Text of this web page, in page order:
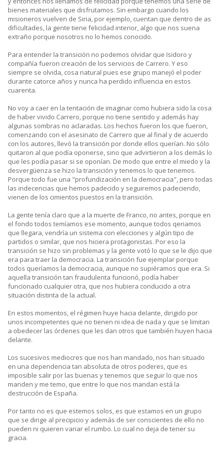
bienes materiales que disfrutamos. Sin embargo cuando los
misioneros vuelven de Siria, por ejemplo, cuentan que dentro de as
dificultades, la gente tiene felicidad interior, algo que nos suena
extraño porque nosotros no lo hemos conocido.
Para entender la transición no podemos olvidar que Isidoro y
compañía fueron creación de los servicios de Carrero. Y eso
siempre se olvida, cosa natural pues ese grupo manejó el poder
durante catorce años y nunca ha perdido influencia en estos
cuarenta.
No voy a caer en la tentación de imaginar como hubiera sido la cosa
de haber vivido Carrero, porque no tiene sentido y además hay
algunas sombras no aclaradas. Los hechos fueron los que fueron,
comenzando con el asesinato de Carrero que al final y de acuerdo
con los autores, llevó la transición por donde ellos querían. No sólo
quitaron al que podía oponerse, sino que advirtieron a los demás lo
que les podía pasar si se oponían. De modo que entre el miedo y la
desvergüenza se hizo la transición y tenemos lo que tenemos.
Porque todo fue una "profundización en la democracia", pero todas
las indecencias que hemos padecido y seguiremos padeciendo,
vienen de los cimientos puestos en la transición.
La gente tenía claro que a la muerte de Franco, no antes, porque en
el fondo todos temíamos ese momento, aunque todos qeriamos
que llegara, vendría un sistema con elecciones y algún tipo de
partidos o similar, que nos hiciera protagonistas. Por eso la
transición se hizo sin problemas y la gente votó lo que se le dijo que
era para traer la democracia. La transición fue ejemplar porque
todos queríamos la democracia, aunque no supiéramos que era. Si
aquella transición tan fraudulenta funcionó, podía haber
funcionado cualquier otra, que nos hubiera conducido a otra
situación distinta de la actual.
En estos momentos, el régimen huye hacia delante, dirigido por
unos incompetentes que no tienen ni idea de nada y que se limitan
a obedecer las órdenes que les dan otros que también huyen hacia
delante.
Los sucesivos mediocres que nos han mandado, nos han situado
en una dependencia tan absoluta de otros poderes, que es
imposible salir por las buenas y tenemos que seguir lo que nos
manden y me temo, que entre lo que nos mandan está la
destrucción de España.
Por tanto no es que estemos solos, es que estamos en un grupo
que se dirige al precipicio y además de ser conscientes de ello no
pueden ni quieren variar el rumbo. Lo cual no deja de tener su
gracia.